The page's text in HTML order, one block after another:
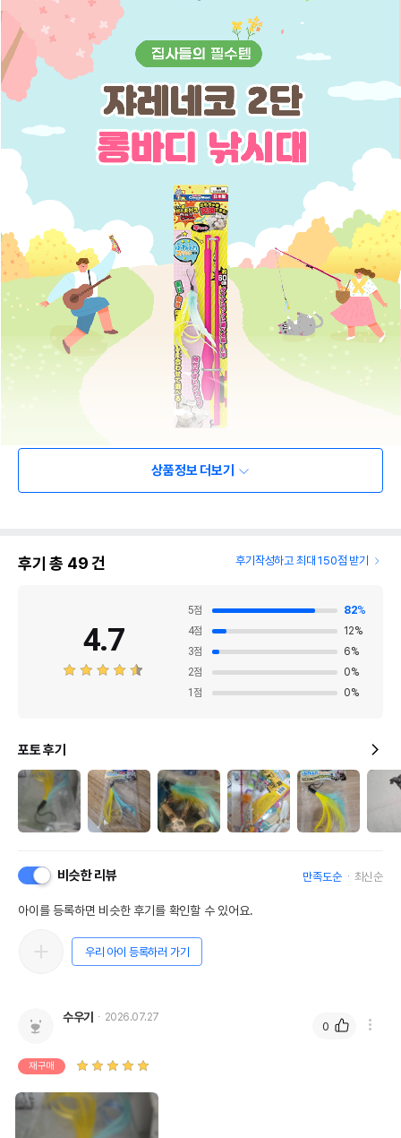
상품정보 더보기
후기 총 49건 후기작성하고 최대 150점 받기
4.7
5점 82%
4점 12%
3점 6%
2점 0%
1 점 0%
포토 후기
비슷한 리뷰 만족도순 최신순
아이를 등록하면 비슷한 후기를 확인할 수 있어요.
우리 아이 등록하러 가기
수우기 2026.07.27
재구매
0